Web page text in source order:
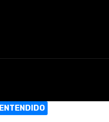
ENTENDIDO